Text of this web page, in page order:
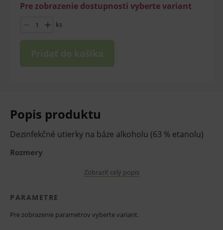
Pre zobrazenie dostupnosti vyberte variant
ks
Pridať do košíka
Popis produktu
Dezinfekčné utierky na báze alkoholu (63 % etanolu)
Rozmery
200 x 200 mm
Baktericídne, kvasinkové, fungicídne a
Zobraziť celý popis
PARAMETRE
Pre zobrazenie parametrov vyberte variant.